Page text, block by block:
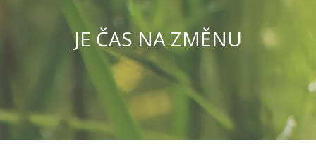
JE ČAS NA ZMĚNU